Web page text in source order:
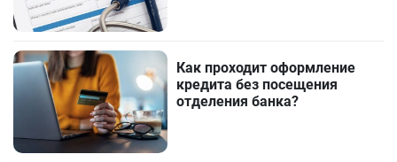
Как проходит оформление
кредита без посещения
отделения банка?